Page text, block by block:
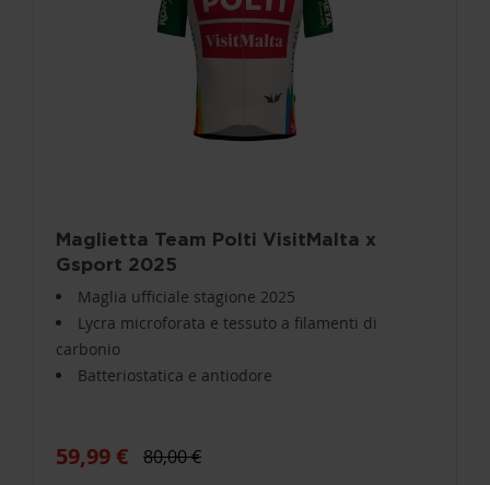
Maglietta Team Polti VisitMalta x
Gsport 2025
Maglia ufficiale stagione 2025
Lycra microforata e tessuto a filamenti di
carbonio
Batteriostatica e antiodore
59,99 € 80,00 €